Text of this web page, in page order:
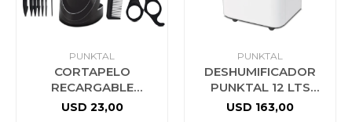
PUNKTAL
CORTAPELO
RECARGABLE
PUNKTAL FLEX STYLE
USD 23,00
PUNKTAL
DESHUMIFICADOR
PUNKTAL 12 LTS
CORTE AUTOMATICO
USD 163,00